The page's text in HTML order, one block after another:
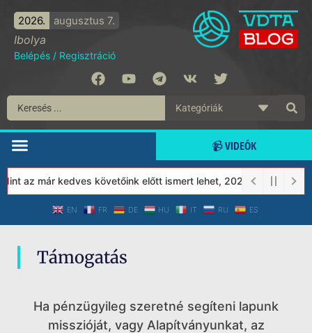
2026. augusztus 7.
Ibolya
Belépés / Regisztráció
📹 VIDEÓK
az már kedves követőink előtt ismert lehet, 2023-tól a Védett
EN FR DE HU IT RU ES
Támogatás
Ha pénzügyileg szeretné segíteni lapunk
misszióját, vagy Alapítványunkat, az